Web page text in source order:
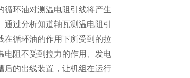
循环油对测温电阻引线将产生
通过分析知道轴瓦测温电阻引
在循环油的作用下所受到的拉
电阻不受到拉力的作用、发电
后的出线装置，让机组在运行